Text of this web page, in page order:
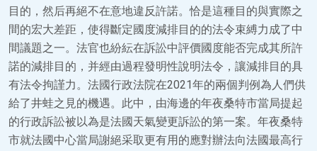
目的，然后再絕不在意地違反許諾。恰是這種目的與實際之
間的宏大差距，使得斷定國度減排目的的法令束縛力成了中
間議題之一。法官也紛紜在訴訟中評價國度能否完成其所許
諾的減排目的，并經由過程發明性說明法令，讓減排目的具
有法令拘謹力。法國行政法院在2021年的兩個判例為人們供
給了井蛙之見的機遇。此中，由海邊的年夜桑特市當局提起
的行政訴訟被以為是法國天氣變更訴訟的第一案。年夜桑特
市就法國中心當局謝絕采取更有用的應對辦法向法國最高行